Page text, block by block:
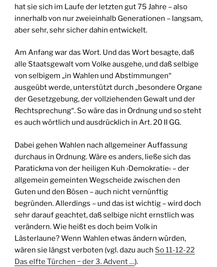
hat sie sich im Laufe der letzten gut 75 Jahre – also
innerhalb von nur zweieinhalb Generationen – langsam,
aber sehr, sehr sicher dahin entwickelt.
Am Anfang war das Wort. Und das Wort besagte, daß
alle Staatsgewalt vom Volke ausgehe, und daß selbige
von selbigem „in Wahlen und Abstimmungen“
ausgeübt werde, unterstützt durch „besondere Organe
der Gesetzgebung, der vollziehenden Gewalt und der
Rechtsprechung“. So wäre das in Ordnung und so steht
es auch wörtlich und ausdrücklich in Art. 20 II GG.
Dabei gehen Wahlen nach allgemeiner Auffassung
durchaus in Ordnung. Wäre es anders, ließe sich das
Paratickma von der heiligen Kuh ›Demokratie‹ – der
allgemein gemeinten Wegscheide zwischen den
Guten und den Bösen – auch nicht vernünftig
begründen. Allerdings – und das ist wichtig – wird doch
sehr darauf geachtet, daß selbige nicht ernstlich was
verändern. Wie heißt es doch beim Volk in
Lästerlaune? Wenn Wahlen etwas ändern würden,
wären sie längst verboten (vgl. dazu auch So 11-12-22
Das elfte Türchen − der 3. Advent …).